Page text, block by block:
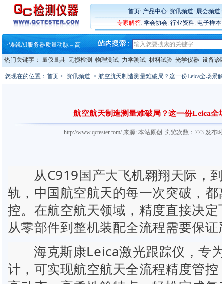
首页: 产品中心: 资讯频道: 展会频道
专家解答: 学会协会: 行业资料: 电子样本
蔡司软件 | 高效变形分析能
·铸就AI服务器质量动脉 – 高
·铸就AI服务器质量动脉 – 高
·ZEISS BOSELLO ADR 让内部缺
·蔡司和亿纬锂能达成战略合作
·蔡司软件 | 高效变形分析能
蔡司和亿纬锂能达成战略合作
大牌云集 买家升级 ——26
热门关键字： 量仪量具 无损检测 物理测试 力学测试 材料试验 光学仪器 设备诊
您现在的位置： 首页 > 资讯频道 > 航空航天制造测量难破局？这一份Leica全场景
航空航天制造测量难破局？这一份Leica全
http://www.qctester.com/ 来源: 本站原创 浏览次数：773 发布
从C919国产大飞机翱翔天际，
轨，中国航空航天的每一次突破，
控。在航空航天领域，精度直接决
从零部件到整机装配全流程需要保
海克斯康Leica激光跟踪仪，专
计，可实现航空航天全流程精度管